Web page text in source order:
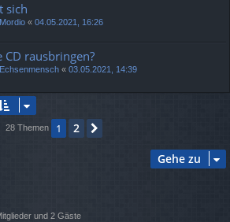
sich
Mordio « 04.05.2021, 16:26
CD rausbringen?
Echsenmensch « 03.05.2021, 14:39
28 Themen 1 2
Gehe zu
und 2 Gäste